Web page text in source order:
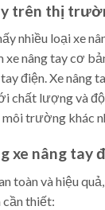
trên thị
nhiều loại xe
nâng tay cơ
điện. Xe nâng
chất lượng và
trường khác
xe nâng tay
toàn và hiệu
thiết: